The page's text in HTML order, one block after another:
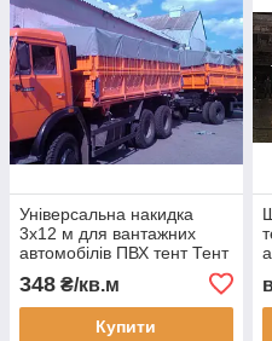
Універсальна накидка
3x12 м для вантажних
автомобілів ПВХ тент Тент
безкоштовно
виготовлення під
замовлення
348 ₴/кв.м
Купити